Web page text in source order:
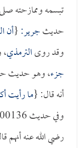
تبسمه وممازحته
حديثجرير:{أن
وقد روىالترمذي
جزء، وهو حديث
أنه قال: {ما رأيت
وفي حديث p=1000136>أبي هريرة
رضي الله عنه أنهم